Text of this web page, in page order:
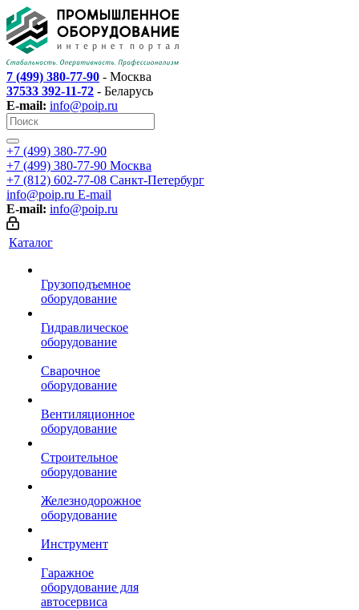
7 (499) 380-77-90 - Москва
37533 392-11-72 - Беларусь
E-mail: info@poip.ru
+7 (499) 380-77-90
+7 (499) 380-77-90 Москва
+7 (812) 602-77-08 Санкт-Петербург
info@poip.ru E-mail
E-mail: info@poip.ru
Каталог
Грузоподъемное
оборудование
Гидравлическое
оборудование
Сварочное
оборудование
Вентиляционное
оборудование
Строительное
оборудование
Железнодорожное
оборудование
Инструмент
Гаражное
оборудование для
автосервиса